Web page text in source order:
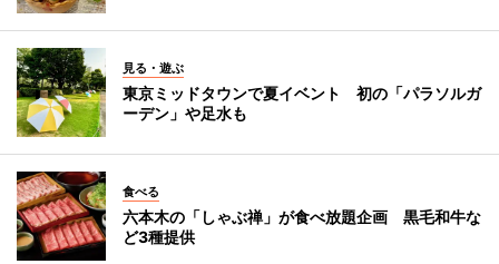
見る・遊ぶ
東京ミッドタウンで夏イベント 初の「パラソルガ
ーデン」や足水も
食べる
六本木の「しゃぶ禅」が食べ放題企画 黒毛和牛な
ど3種提供